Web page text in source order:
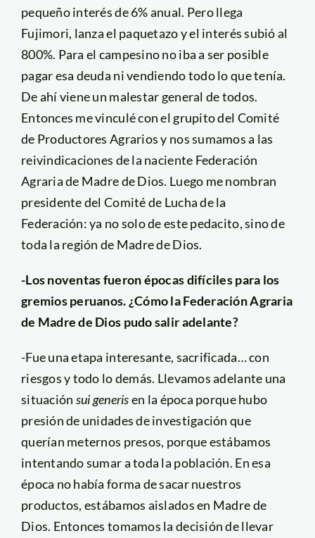
pequeño interés de 6% anual. Pero llega
Fujimori, lanza el paquetazo y el interés subió al
800%. Para el campesino no iba a ser posible
pagar esa deuda ni vendiendo todo lo que tenía.
De ahí viene un malestar general de todos.
Entonces me vinculé con el grupito del Comité
de Productores Agrarios y nos sumamos a las
reivindicaciones de la naciente Federación
Agraria de Madre de Dios. Luego me nombran
presidente del Comité de Lucha de la
Federación: ya no solo de este pedacito, sino de
toda la región de Madre de Dios.
-Los noventas fueron épocas difíciles para los
gremios peruanos. ¿Cómo la Federación Agraria
de Madre de Dios pudo salir adelante?
-Fue una etapa interesante, sacrificada… con
riesgos y todo lo demás. Llevamos adelante una
situación sui generisen la época porque hubo
presión de unidades de investigación que
querían meternos presos, porque estábamos
intentando sumar a toda la población. En esa
época no había forma de sacar nuestros
productos, estábamos aislados en Madre de
Dios. Entonces tomamos la decisión de llevar